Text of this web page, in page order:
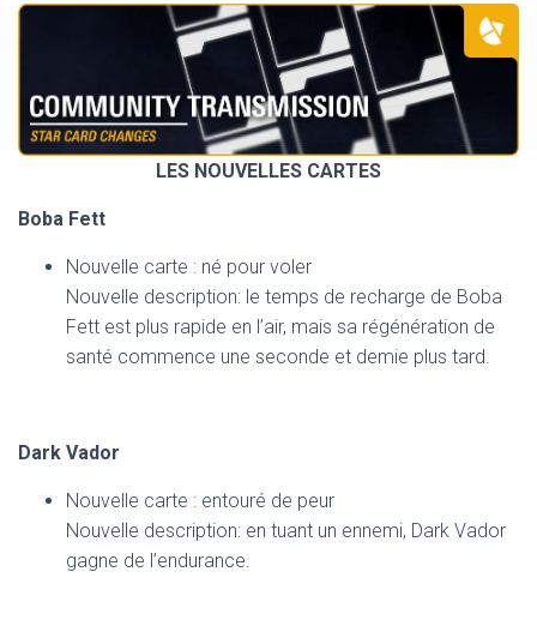
LES NOUVELLES CARTES
Boba Fett
Nouvelle carte : né pour voler
Nouvelle description: le temps de recharge de Boba
Fett est plus rapide en l’air, mais sa régénération de
santé commence une seconde et demie plus tard.
Dark Vador
Nouvelle carte : entouré de peur
Nouvelle description: en tuant un ennemi, Dark Vador
gagne de l’endurance.